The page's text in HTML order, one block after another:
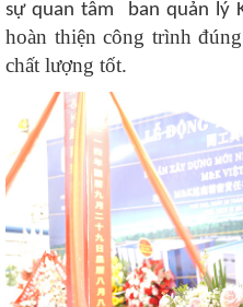
sự quan tâm ban quản lý
hoàn thiện công trình
chất lượng tốt.